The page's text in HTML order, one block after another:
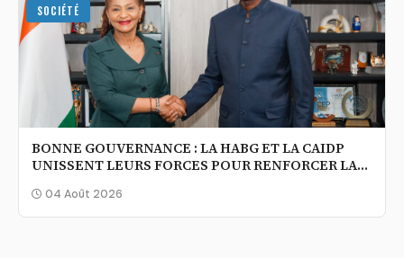
SOCIÉTÉ
BONNE GOUVERNANCE : LA HABG ET LA CAIDP
UNISSENT LEURS FORCES POUR RENFORCER LA
04 Août 2026